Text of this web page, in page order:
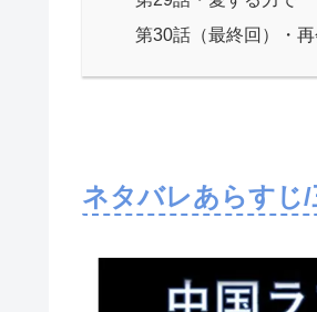
第30話（最終回）・
ネタバレあらすじ/